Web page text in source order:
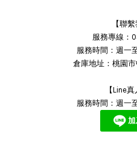
【聯繫
服務專線：
服務時間：週一
倉庫地址：桃園
【Line真
服務時間：週一